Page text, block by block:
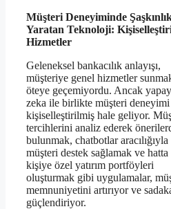
Müşteri Deneyiminde
Yaratan Teknoloji:
Hizmetler
Geleneksel bankacılık anlayışı,
müşteriye genel hizmetler
öteye geçemiyordu. Ancak yapay
zeka ile birlikte müşteri deneyimi
kişiselleştirilmiş hale geliyor.
tercihlerini analiz ederek
bulunmak, chatbotlar aracılığıyla
müşteri destek sağlamak ve hatta
kişiye özel yatırım portföyleri
oluşturmak gibi uygulamalar,
memnuniyetini artırıyor ve
güçlendiriyor.